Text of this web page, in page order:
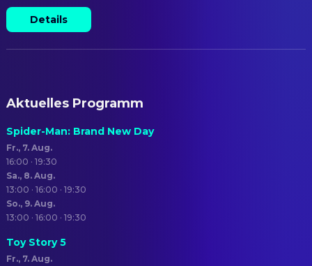
Details
Aktuelles Programm
Spider-Man: Brand New Day
Fr., 7. Aug.
16:00 · 19:30
Sa., 8. Aug.
13:00 · 16:00 · 19:30
So., 9. Aug.
13:00 · 16:00 · 19:30
Toy Story 5
Fr., 7. Aug.